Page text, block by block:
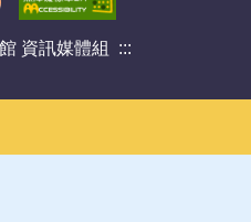
資訊媒體組 :::